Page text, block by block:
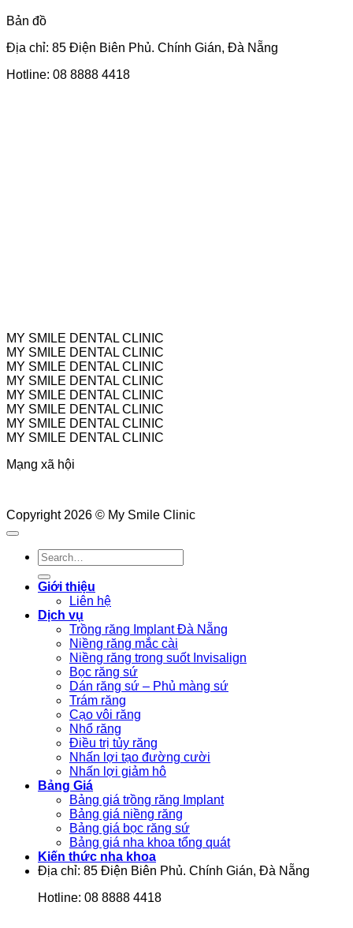
Bản đồ
Địa chỉ: 85 Điện Biên Phủ. Chính Gián, Đà Nẵng
Hotline: 08 8888 4418
MY SMILE DENTAL CLINIC
MY SMILE DENTAL CLINIC
MY SMILE DENTAL CLINIC
MY SMILE DENTAL CLINIC
MY SMILE DENTAL CLINIC
MY SMILE DENTAL CLINIC
MY SMILE DENTAL CLINIC
MY SMILE DENTAL CLINIC
Mạng xã hội
Copyright 2026 © My Smile Clinic
Giới thiệu
Liên hệ
Dịch vụ
Trồng răng Implant Đà Nẵng
Niềng răng mắc cài
Niềng răng trong suốt Invisalign
Bọc răng sứ
Dán răng sứ – Phủ màng sứ
Trám răng
Cạo vôi răng
Nhổ răng
Điều trị tủy răng
Nhấn lợi tạo đường cười
Nhấn lợi giảm hô
Bảng Giá
Bảng giá trồng răng Implant
Bảng giá niềng răng
Bảng giá bọc răng sứ
Bảng giá nha khoa tổng quát
Kiến thức nha khoa
Địa chỉ: 85 Điện Biên Phủ. Chính Gián, Đà Nẵng
Hotline: 08 8888 4418